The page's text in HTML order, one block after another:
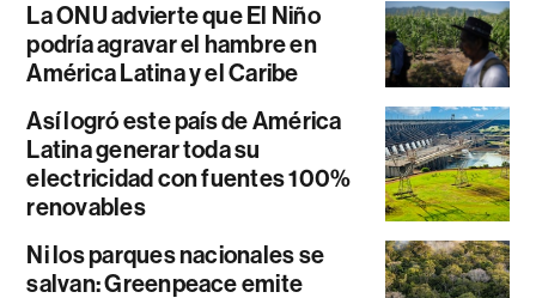
La ONU advierte que El Niño
podría agravar el hambre en
América Latina y el Caribe
Así logró este país de América
Latina generar toda su
electricidad con fuentes 100%
renovables
Ni los parques nacionales se
salvan: Greenpeace emite